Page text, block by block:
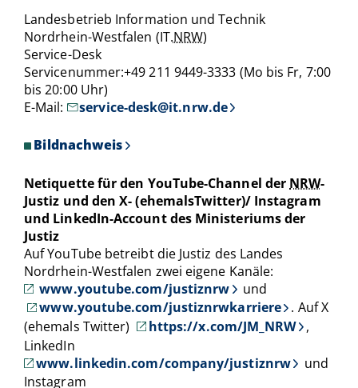
Landesbetrieb Information und Technik
Nordrhein-Westfalen (IT.NRW)
Service-Desk
Servicenummer:+49 211 9449-3333 (Mo bis Fr, 7:00
bis 20:00 Uhr)
E-Mail:
service-desk@it.nrw.de
Bildnachweis
Netiquette für den YouTube-Channel der NRW-
Justiz und den X- (ehemalsTwitter)/ Instagram
und LinkedIn-Account des Ministeriums der
Justiz
Auf YouTube betreibt die Justiz des Landes
Nordrhein-Westfalen zwei eigene Kanäle:
www.youtube.com/justiznrw
und
www.youtube.com/justiznrwkarriere . Auf X
(ehemals Twitter)
https://x.com/JM_NRW
,
LinkedIn
www.linkedin.com/company/justiznrw
und
Instagram